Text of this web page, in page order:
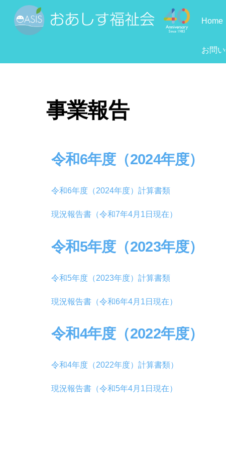
content
Home
お問
事業報告
令和6年度（2024年度）
令和6年度（2024年度）計算書類
現況報告書（令和7年4月1日現在）
令和5年度（2023年度）
令和5年度（2023年度）計算書類
現況報告書（令和6年4月1日現在）
令和4年度（2022年度）
令和4年度（2022年度）計算書類）
現況報告書（令和5年4月1日現在）